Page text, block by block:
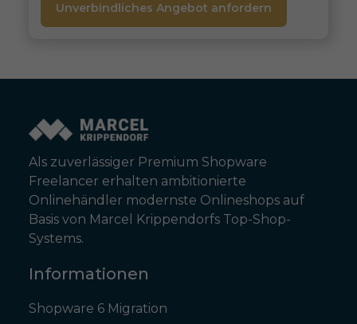
Unverbindliches Angebot anfordern
Als zuverlässiger Premium Shopware
Freelancer erhalten ambitionierte
Onlinehändler modernste Onlineshops auf
Basis von Marcel Krippendorfs Top-Shop-
Systems.
Informationen
Shopware 6 Migration